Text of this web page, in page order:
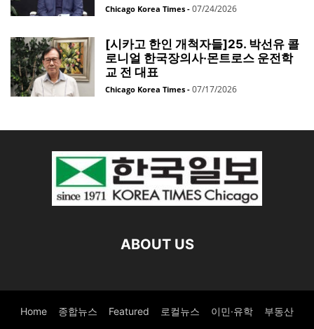
Chicago Korea Times - 07/24/2026
[시카고 한인 개척자들]25. 박선유 콜
로니얼 한국장의사·몬트로스 운전학
교 전 대표
Chicago Korea Times - 07/17/2026
ABOUT US
Home 종합뉴스 Featured 로컬뉴스 이민·유학 부동산